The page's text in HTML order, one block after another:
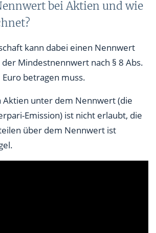
bei Aktien und wie
kann dabei einen Nennwert
Mindestnennwert nach § 8 Abs.
betragen muss.
Aktien unter dem Nennwert (die
Emission) ist nicht erlaubt, die
über dem Nennwert ist